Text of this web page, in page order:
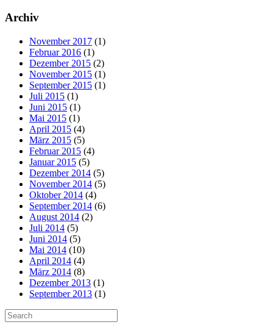
Archiv
November 2017 (1)
Februar 2016 (1)
Dezember 2015 (2)
November 2015 (1)
September 2015 (1)
Juli 2015 (1)
Juni 2015 (1)
Mai 2015 (1)
April 2015 (4)
März 2015 (5)
Februar 2015 (4)
Januar 2015 (5)
Dezember 2014 (5)
November 2014 (5)
Oktober 2014 (4)
September 2014 (6)
August 2014 (2)
Juli 2014 (5)
Juni 2014 (5)
Mai 2014 (10)
April 2014 (4)
März 2014 (8)
Dezember 2013 (1)
September 2013 (1)